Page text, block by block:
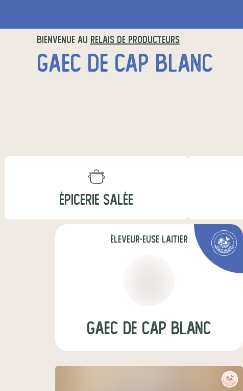
BIENVENUE AU RELAIS DE PRODUCTEURS
GAEC DE CAP BLANC
ÉPICERIE SALÉE
éleveur·euse laitier
Gaec de cap blanc